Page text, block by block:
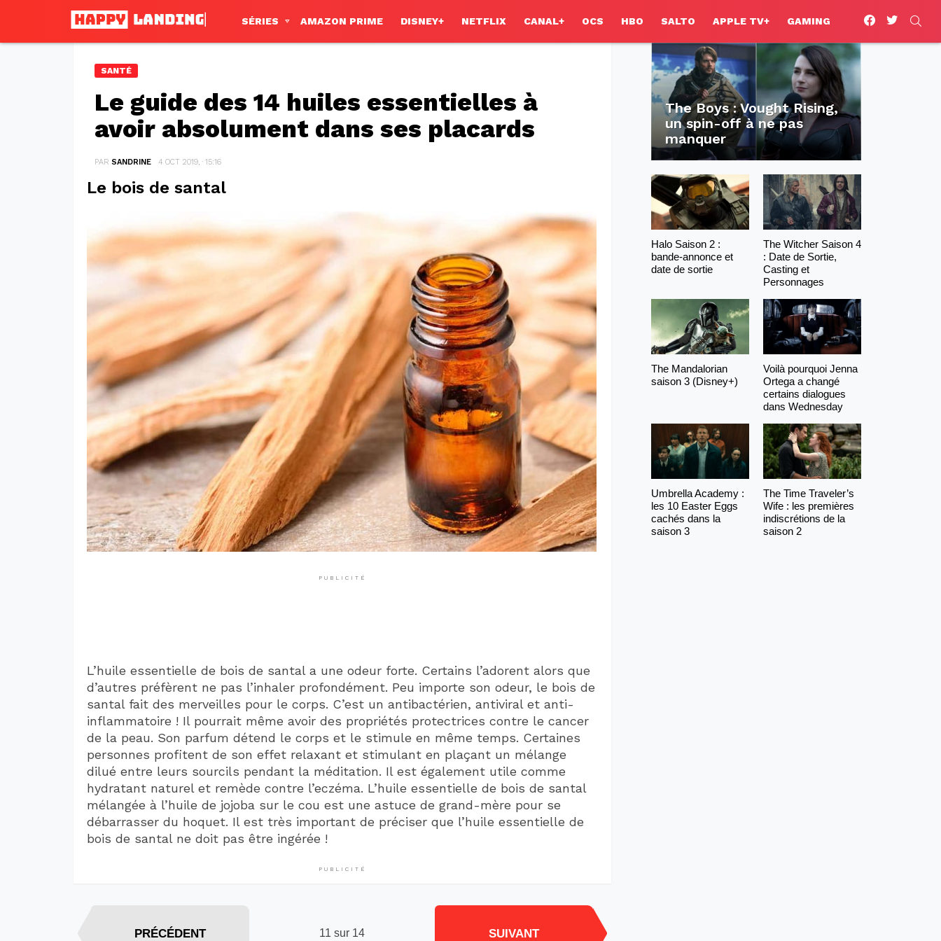
SÉRIES AMAZON PRIME DISNEY+ NETFLIX CANAL+ OCS HBO SALTO APPLE TV+ GAMING
facebooktwitter
SANTÉ
Le guide des 14 huiles essentielles à
avoir absolument dans ses placards
PAR SANDRINE 4 OCT 2019, · 15:16
Le bois de santal
PUBLICITÉ
L’huile essentielle de bois de santal a une odeur forte. Certains l’adorent alors que
d’autres préfèrent ne pas l’inhaler profondément. Peu importe son odeur, le bois de
santal fait des merveilles pour le corps. C’est un antibactérien, antiviral et anti-
inflammatoire ! Il pourrait même avoir des propriétés protectrices contre le cancer
de la peau. Son parfum détend le corps et le stimule en même temps. Certaines
personnes profitent de son effet relaxant et stimulant en plaçant un mélange
dilué entre leurs sourcils pendant la méditation. Il est également utile comme
hydratant naturel et remède contre l’eczéma. L’huile essentielle de bois de santal
mélangée à l’huile de jojoba sur le cou est une astuce de grand-mère pour se
débarrasser du hoquet. Il est très important de préciser que l’huile essentielle de
bois de santal ne doit pas être ingérée !
PUBLICITÉ
11 sur 14
PRÉCÉDENT SUIVANT
The Boys : Vought Rising,
un spin-off à ne pas
manquer
Halo Saison 2 :
bande-annonce et
date de sortie
The Witcher Saison 4
: Date de Sortie,
Casting et
Personnages
The Mandalorian
saison 3 (Disney+)
Voilà pourquoi Jenna
Ortega a changé
certains dialogues
dans Wednesday
Umbrella Academy :
les 10 Easter Eggs
cachés dans la
saison 3
The Time Traveler’s
Wife : les premières
indiscrétions de la
saison 2